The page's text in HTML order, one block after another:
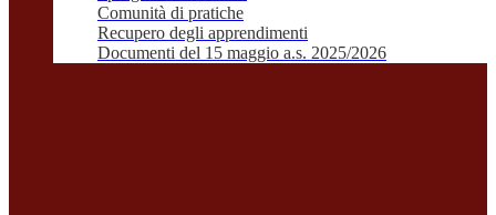
Comunità di pratiche
Recupero degli apprendimenti
Documenti del 15 maggio a.s. 2025/2026